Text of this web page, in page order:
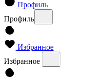
Профиль
Профиль
Избранное
Избранное